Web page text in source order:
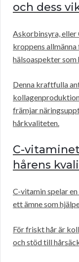
och dess
Askorbinsyra, eller
kroppens
hälsoaspekter som
Denna kraftfulla
främjar
hårkvaliteten.
C-
hårens
C-vitamin spelar
ett ämne som
För friskt hår är
och stöd till